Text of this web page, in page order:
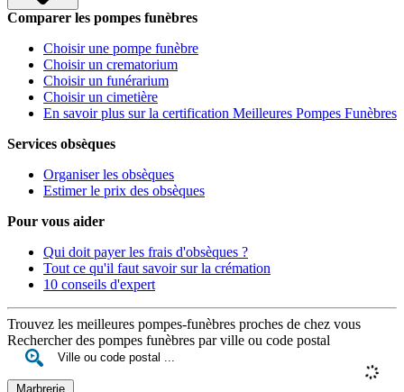
Comparer les pompes funèbres
Choisir une pompe funèbre
Choisir un crematorium
Choisir un funérarium
Choisir un cimetière
En savoir plus sur la certification Meilleures Pompes Funèbres
Services obsèques
Organiser les obsèques
Estimer le prix des obsèques
Pour vous aider
Qui doit payer les frais d'obsèques ?
Tout ce qu'il faut savoir sur la crémation
10 conseils d'expert
Trouvez les meilleures pompes-funèbres proches de chez vous
Rechercher des pompes funèbres par ville ou code postal
Marbrerie